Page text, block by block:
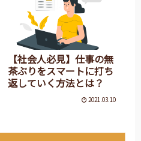
【社会人必見】仕事の無
茶ぶりをスマートに打ち
返していく方法とは？
2021.03.10